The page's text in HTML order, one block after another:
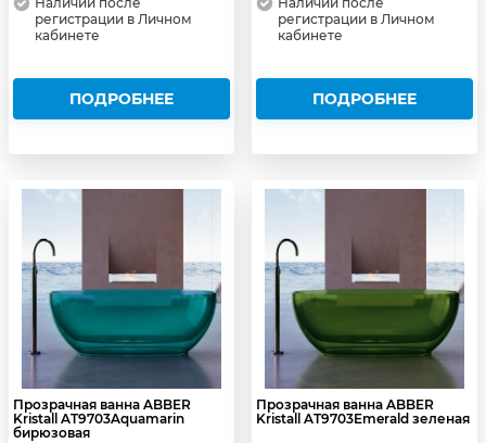
регистрации в Личном
кабинете
ПОДРОБНЕЕ
регистрации в Личном
кабинете
ПОДРОБНЕЕ
Прозрачная ванна ABBER
Kristall AT9703Aquamarin
бирюзовая
Прозрачная ванна ABBER
Kristall AT9703Emerald зеленая